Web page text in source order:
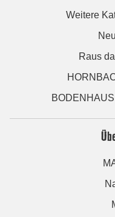
Weitere
Raus